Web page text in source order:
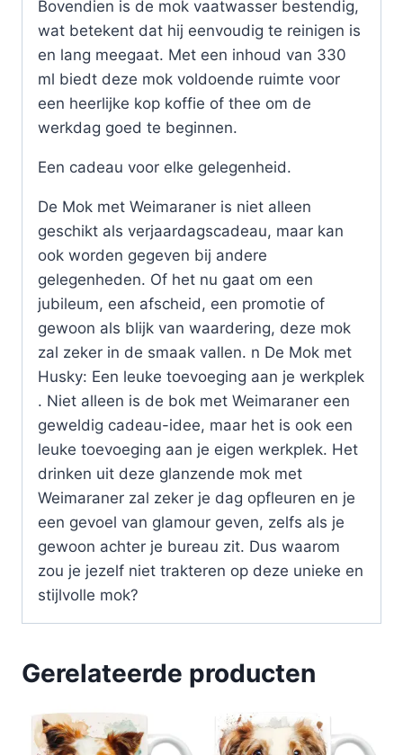
Bovendien is de mok vaatwasser bestendig,
wat betekent dat hij eenvoudig te reinigen is
en lang meegaat. Met een inhoud van 330
ml biedt deze mok voldoende ruimte voor
een heerlijke kop koffie of thee om de
werkdag goed te beginnen.
Een cadeau voor elke gelegenheid.
De Mok met Weimaraner is niet alleen
geschikt als verjaardagscadeau, maar kan
ook worden gegeven bij andere
gelegenheden. Of het nu gaat om een
jubileum, een afscheid, een promotie of
gewoon als blijk van waardering, deze mok
zal zeker in de smaak vallen. n De Mok met
Husky: Een leuke toevoeging aan je werkplek
. Niet alleen is de bok met Weimaraner een
geweldig cadeau-idee, maar het is ook een
leuke toevoeging aan je eigen werkplek. Het
drinken uit deze glanzende mok met
Weimaraner zal zeker je dag opfleuren en je
een gevoel van glamour geven, zelfs als je
gewoon achter je bureau zit. Dus waarom
zou je jezelf niet trakteren op deze unieke en
stijlvolle mok?
Gerelateerde producten